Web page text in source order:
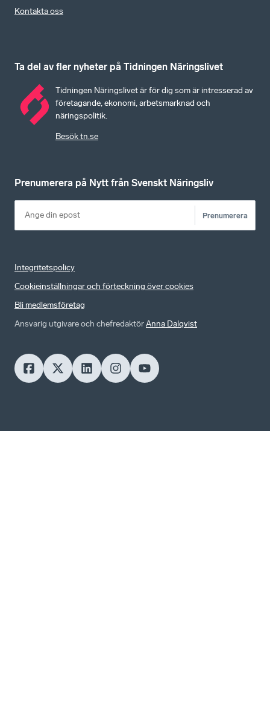
Kontakta oss
Ta del av fler nyheter på Tidningen Näringslivet
Tidningen Näringslivet är för dig som är intresserad av
företagande, ekonomi, arbetsmarknad och
näringspolitik.
Besök tn.se
Prenumerera på Nytt från Svenskt Näringsliv
Prenumerera
Integritetspolicy
Cookieinställningar och förteckning över cookies
Bli medlemsföretag
Ansvarig utgivare och chefredaktörAnna Dalqvist